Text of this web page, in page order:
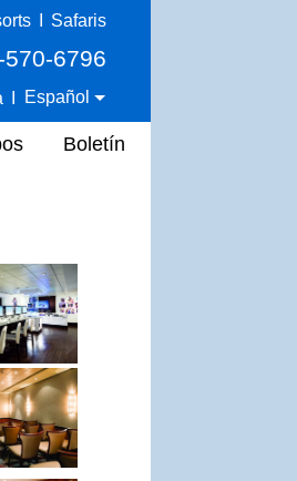
Safaris
570-6796
Español
Boletín